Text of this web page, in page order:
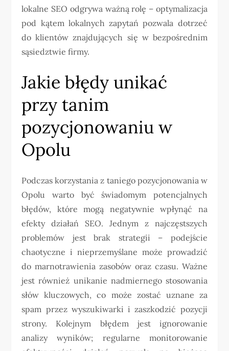
lokalne SEO odgrywa ważną rolę – optymalizacja
pod kątem lokalnych zapytań pozwala dotrzeć
do klientów znajdujących się w bezpośrednim
sąsiedztwie firmy.
Jakie błędy unikać
przy tanim
pozycjonowaniu w
Opolu
Podczas korzystania z taniego pozycjonowania w
Opolu warto być świadomym potencjalnych
błędów, które mogą negatywnie wpłynąć na
efekty działań SEO. Jednym z najczęstszych
problemów jest brak strategii – podejście
chaotyczne i nieprzemyślane może prowadzić
do marnotrawienia zasobów oraz czasu. Ważne
jest również unikanie nadmiernego stosowania
słów kluczowych, co może zostać uznane za
spam przez wyszukiwarki i zaszkodzić pozycji
strony. Kolejnym błędem jest ignorowanie
analizy wyników; regularne monitorowanie